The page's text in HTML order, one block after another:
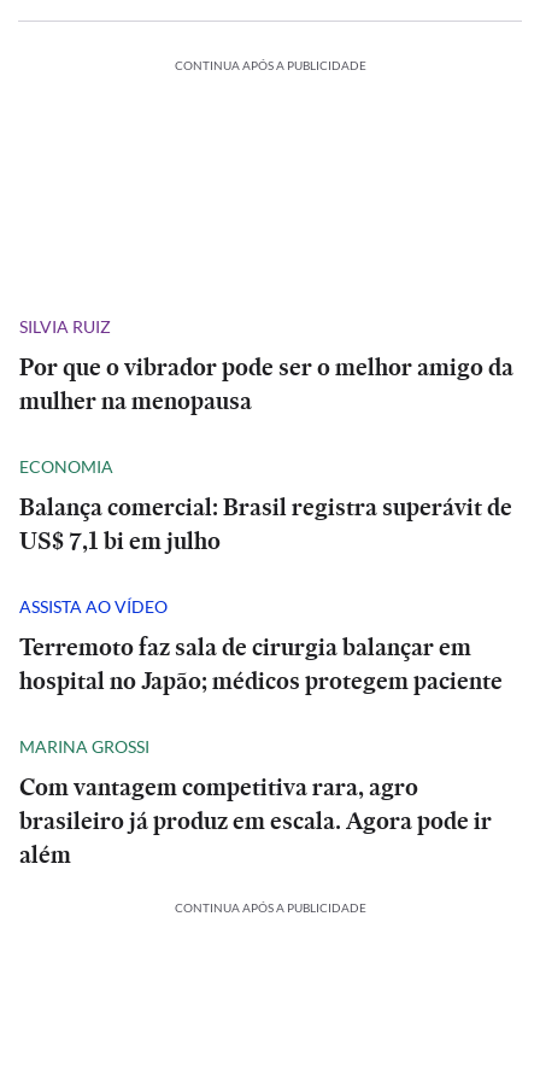
CONTINUA APÓS A PUBLICIDADE
SILVIA RUIZ
Por que o vibrador pode ser o melhor amigo da
mulher na menopausa
ECONOMIA
Balança comercial: Brasil registra superávit de
US$ 7,1 bi em julho
ASSISTA AO VÍDEO
Terremoto faz sala de cirurgia balançar em
hospital no Japão; médicos protegem paciente
MARINA GROSSI
Com vantagem competitiva rara, agro
brasileiro já produz em escala. Agora pode ir
além
CONTINUA APÓS A PUBLICIDADE